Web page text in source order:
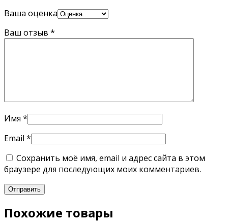
Ваша оценка
Ваш отзыв *
Имя *
Email *
Сохранить моё имя, email и адрес сайта в этом
браузере для последующих моих комментариев.
Похожие товары